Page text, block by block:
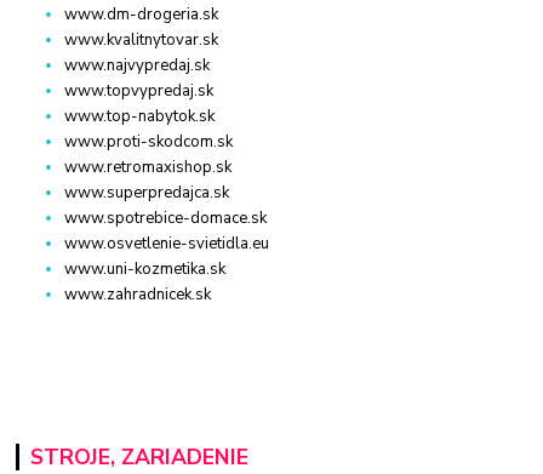
www.dm-drogeria.sk
www.kvalitnytovar.sk
www.najvypredaj.sk
www.topvypredaj.sk
www.top-nabytok.sk
www.proti-skodcom.sk
www.retromaxishop.sk
www.superpredajca.sk
www.spotrebice-domace.sk
www.osvetlenie-svietidla.eu
www.uni-kozmetika.sk
www.zahradnicek.sk
STROJE, ZARIADENIE